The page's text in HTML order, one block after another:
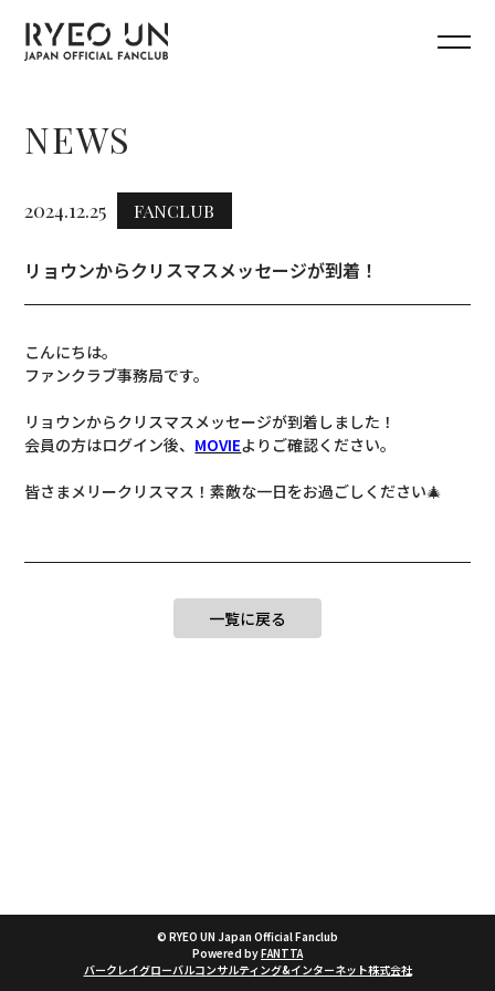
NEWS
2024.12.25 FANCLUB
リョウンからクリスマスメッセージが到着！
こんにちは。
ファンクラブ事務局です。
リョウンからクリスマスメッセージが到着しました！
会員の方はログイン後、 MOVIEよりご確認ください。
皆さまメリークリスマス！素敵な一日をお過ごしください🎄
一覧に戻る
© RYEO UN Japan Official Fanclub
Powered byFANTTA
バークレイグローバルコンサルティング&インターネット株式会社